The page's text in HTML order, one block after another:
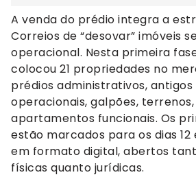
A venda do prédio integra a
Correios de “desovar” imóveis
operacional. Nesta primeira
colocou 21 propriedades no
prédios administrativos,
operacionais, galpões,
apartamentos funcionais. Os
estão marcados para os dias 12
em formato digital, abertos
físicas quanto jurídicas.